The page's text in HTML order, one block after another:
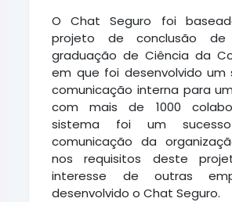
O Chat Seguro foi
projeto de conclusão
graduação de Ciência da
em que foi desenvolvido um
comunicação interna para
com mais de 1000
sistema foi um
comunicação da
nos requisitos deste
interesse de outras
desenvolvido o Chat Seguro.